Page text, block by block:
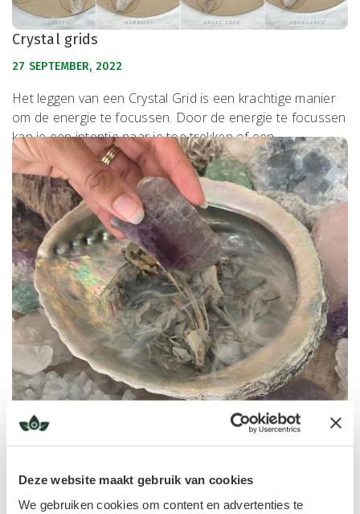
Deze website maakt gebruik van cookies
We gebruiken cookies om content en advertenties te
Crystal grids
27 SEPTEMBER, 2022
Het leggen van een Crystal Grid is een krachtige manier
om de energie te focussen. Door de energie te focussen
kan je een intentie naar je toe trekken of een...
LEES VERDER
Kristallen reinigen en opladen
Veel mensen hebben prachtige stenen in huis. Ze zijn zo